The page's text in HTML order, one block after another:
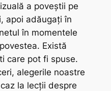
a poveștii pe
apoi adăugați în
în momentele
Există
care pot fi spuse.
alegerile noastre
la lecții despre